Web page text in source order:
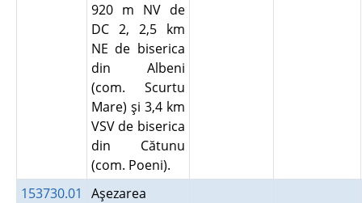
920 m NV de
DC 2, 2,5 km
NE de biserica
din Albeni
(com. Scurtu
Mare) şi 3,4 km
VSV de biserica
din Cătunu
(com. Poeni).
153730.01
Aşezarea